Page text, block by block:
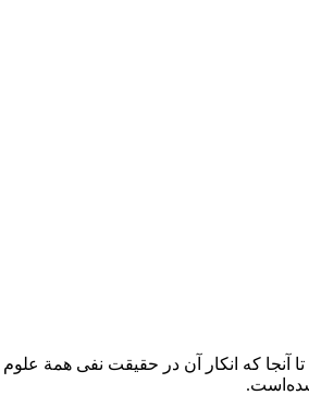
آنجا که انکار آن در حقیقت نفی همة
شده‌است.